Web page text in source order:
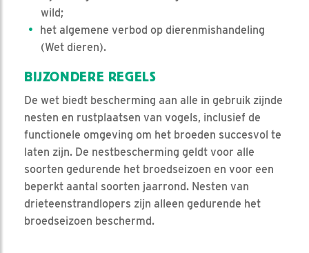
wild;
het algemene verbod op dierenmishandeling
(Wet dieren).
BIJZONDERE REGELS
De wet biedt bescherming aan alle in gebruik zijnde
nesten en rustplaatsen van vogels, inclusief de
functionele omgeving om het broeden succesvol te
laten zijn. De nestbescherming geldt voor alle
soorten gedurende het broedseizoen en voor een
beperkt aantal soorten jaarrond. Nesten van
drieteenstrandlopers zijn alleen gedurende het
broedseizoen beschermd.